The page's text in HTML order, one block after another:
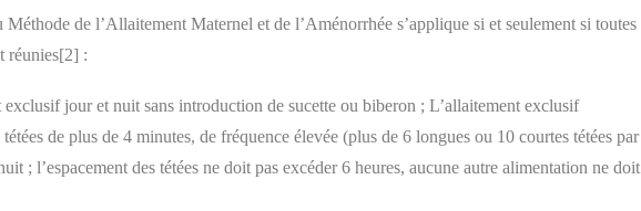
Méthode de l’Allaitement Maternel et de l’Aménorrhée s’applique si et seulement si toutes
réunies[2] :
jour et nuit sans introduction de sucette ou biberon ; L’allaitement exclusif
de plus de 4 minutes, de fréquence élevée (plus de 6 longues ou 10 courtes tétées par
; l’espacement des tétées ne doit pas excéder 6 heures, aucune autre alimentation ne doit